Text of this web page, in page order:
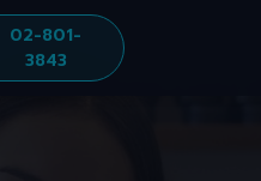
02-801-
3843